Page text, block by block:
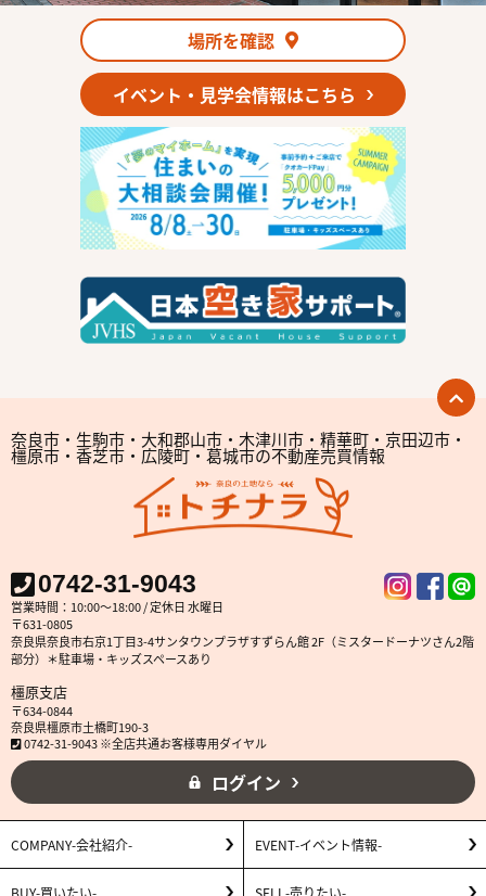
場所を確認
イベント・見学会情報はこちら
奈良市・生駒市・大和郡山市・木津川市・精華町・京田辺市・
橿原市・香芝市・広陵町・葛城市の不動産売買情報
0742-31-9043
営業時間：10:00～18:00 / 定休日 水曜日
〒631-0805
奈良県奈良市右京1丁目3-4サンタウンプラザすずらん館 2F（ミスタードーナツさん2階
部分）＊駐車場・キッズスペースあり
橿原支店
〒634-0844
奈良県橿原市土橋町190-3
0742-31-9043 ※全店共通お客様専用ダイヤル
ログイン
COMPANY 会社紹介 EVENT イベント情報